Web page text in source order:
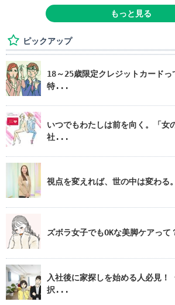
もっと見る
ピックアップ
18～25歳限定クレジットカードっ
特...
いつでもわたしは前を向く。「女
社...
視点を変えれば、世の中は変わ
ズボラ女子でもOKな美脚ケアって
入社後に家探しを始める人必見！
択...